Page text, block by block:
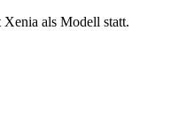
als Modell statt.